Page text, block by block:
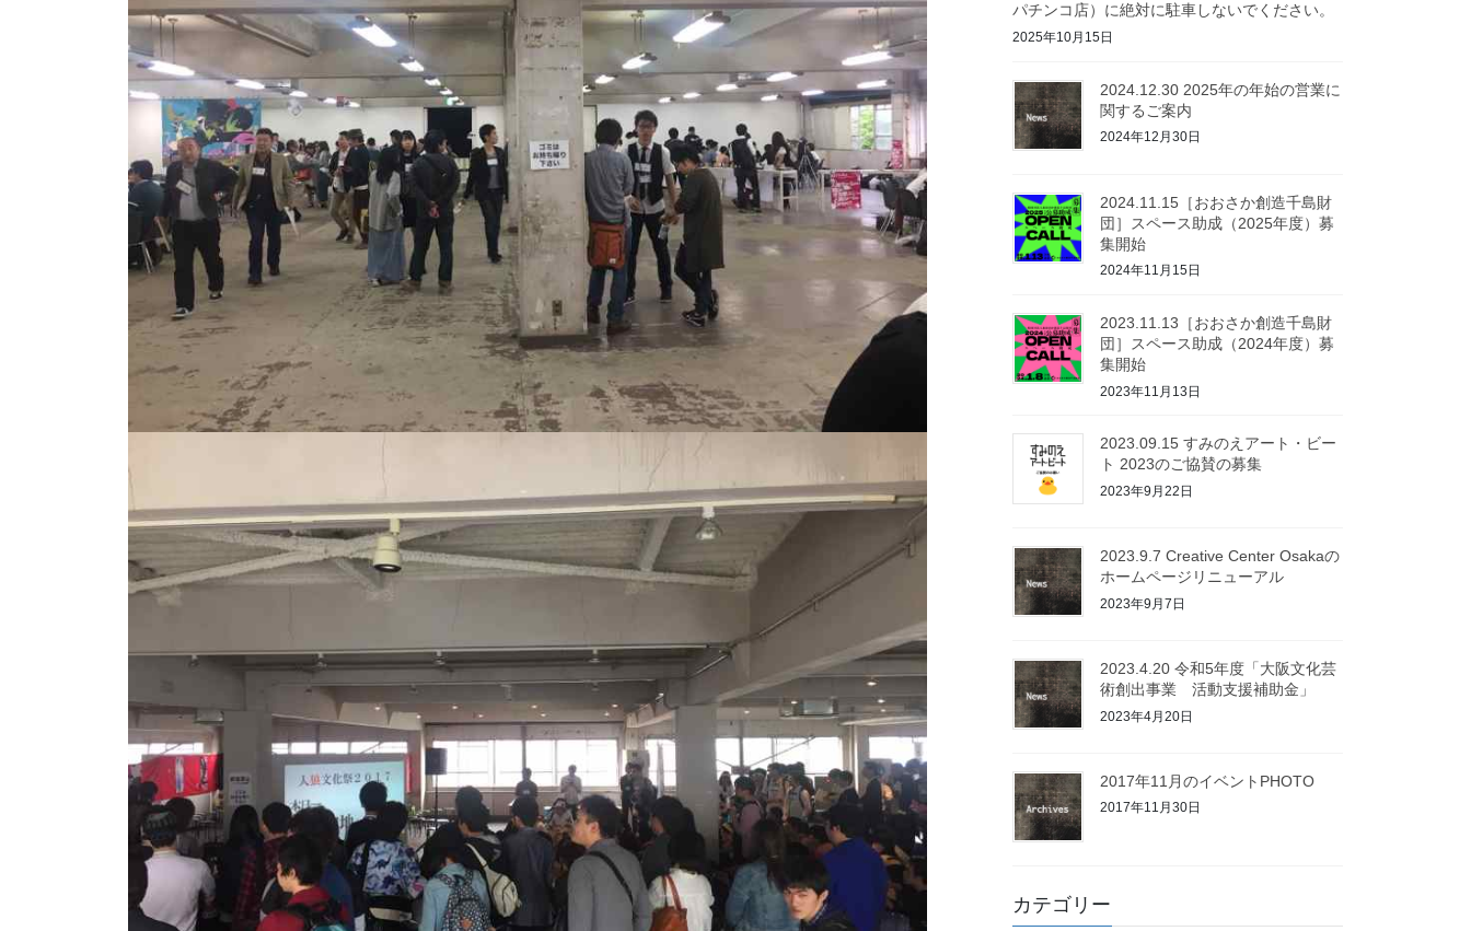
パチンコ店）に絶対に駐車しないでください。
2025年10月15日
2024.12.30 2025年の年始の営業に
関するご案内
2024年12月30日
2024.11.15［おおさか創造千島財
団］スペース助成（2025年度）募
集開始
2024年11月15日
2023.11.13［おおさか創造千島財
団］スペース助成（2024年度）募
集開始
2023年11月13日
2023.09.15 すみのえアート・ビー
ト 2023​のご協賛の募集
2023年9月22日
2023.9.7 Creative Center Osakaの
ホームページリニューアル
2023年9月7日
2023.4.20 令和5年度「大阪文化芸
術創出事業 活動支援補助金」
2023年4月20日
2017年11月のイベントPHOTO
2017年11月30日
カテゴリー